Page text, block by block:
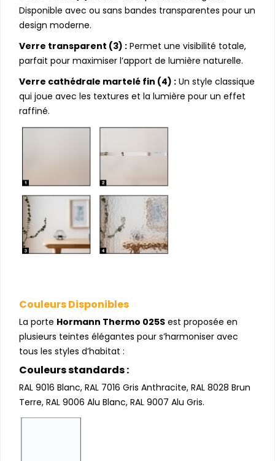
Disponible avec ou sans bandes transparentes pour un
design moderne.
Verre transparent (3) : Permet une visibilité totale,
parfait pour maximiser l’apport de lumière naturelle.
Verre cathédrale martelé fin (4) : Un style classique
qui joue avec les textures et la lumière pour un effet
raffiné.
Couleurs Disponibles
La porte Hormann Thermo 025S est proposée en
plusieurs teintes élégantes pour s’harmoniser avec
tous les styles d’habitat :
Couleurs standards :
RAL 9016 Blanc, RAL 7016 Gris Anthracite, RAL 8028 Brun
Terre, RAL 9006 Alu Blanc, RAL 9007 Alu Gris.